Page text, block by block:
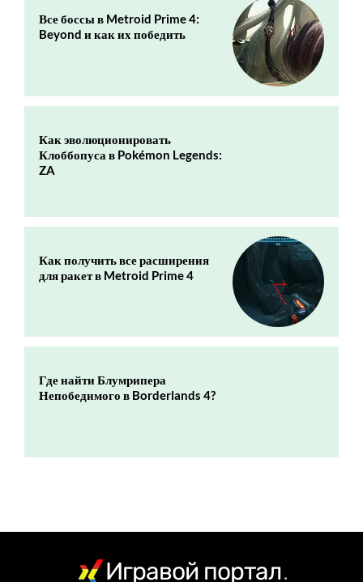
Все боссы в Metroid Prime 4:
Beyond и как их победить
Как эволюционировать
Клоббопуса в Pokémon Legends:
ZA
Как получить все расширения
для ракет в Metroid Prime 4
Где найти Блумрипера
Непобедимого в Borderlands 4?
Игравой портал.